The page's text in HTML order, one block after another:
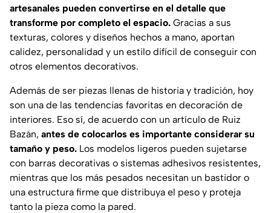
artesanales pueden convertirse en el detalle que
transforme por completo el espacio. Gracias a sus
texturas, colores y diseños hechos a mano, aportan
calidez, personalidad y un estilo difícil de conseguir con
otros elementos decorativos.
Además de ser piezas llenas de historia y tradición, hoy
son una de las tendencias favoritas en decoración de
interiores. Eso sí, de acuerdo con un artículo de Ruiz
Bazán, antes de colocarlos es importante considerar su
tamaño y peso. Los modelos ligeros pueden sujetarse
con barras decorativas o sistemas adhesivos resistentes,
mientras que los más pesados necesitan un bastidor o
una estructura firme que distribuya el peso y proteja
tanto la pieza como la pared.